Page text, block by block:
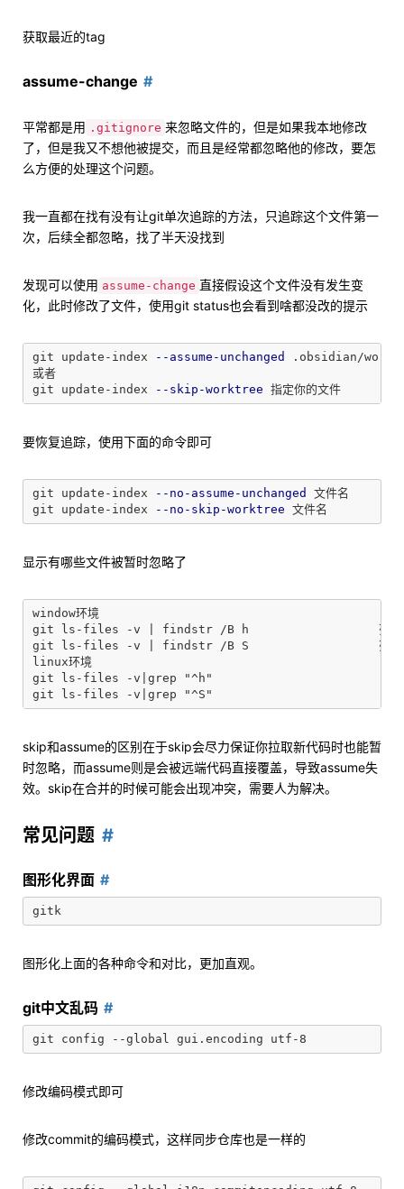
获取最近的tag
assume-change
平常都是用 .gitignore 来忽略文件的，但是如果我本地修改
了，但是我又不想他被提交，而且是经常都忽略他的修改，要怎
么方便的处理这个问题。
我一直都在找有没有让git单次追踪的方法，只追踪这个文件第一
次，后续全都忽略，找了半天没找到
发现可以使用 assume-change 直接假设这个文件没有发生变
化，此时修改了文件，使用git status也会看到啥都没改的提示
git update-index --assume-unchanged
.obsidian/
或者
git update-index
--skip-worktree
要恢复追踪，使用下面的命令即可
git update-index --no-assume-unchanged
文件名
git update-index
--no-skip-worktree
显示有哪些文件被暂时忽略了
window环境
git ls-files -v | findstr /B h 			列出 assume-unchanged
git ls-files -v | findstr /B S  		列出 skip-worktree
linux环境
git ls-files -v|grep "^h"
skip和assume的区别在于skip会尽力保证你拉取新代码时也能暂
时忽略，而assume则是会被远端代码直接覆盖，导致assume失
效。skip在合并的时候可能会出现冲突，需要人为解决。
常见问题
图形化界面
图形化上面的各种命令和对比，更加直观。
git中文乱码
修改编码模式即可
修改commit的编码模式，这样同步仓库也是一样的